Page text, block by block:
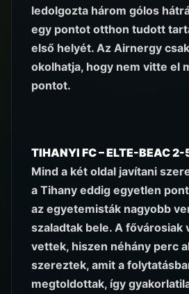
ledolgozta három gólos
egy pontot otthon tudott
első helyét. Az Airnergy
okolhatja, hogy nem vitte el
pontot.
TIHANYI FC – ELTE-BEAC
Mind a két oldal javítani
a Tihany eddig egyetlen
az egyetemisták nagyobb
szaladtak bele. A fővárosiak
vettek, hiszen néhány perc
szereztek, amit a
megtoldottak, így